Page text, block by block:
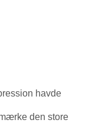
havde
den store